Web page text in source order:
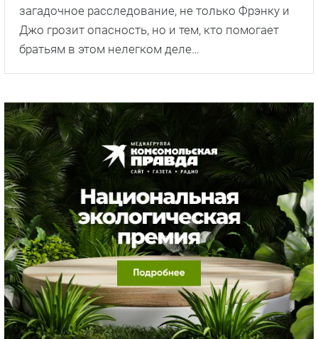
загадочное расследование, не только Фрэнку и
Джо грозит опасность, но и тем, кто помогает
братьям в этом нелегком деле…